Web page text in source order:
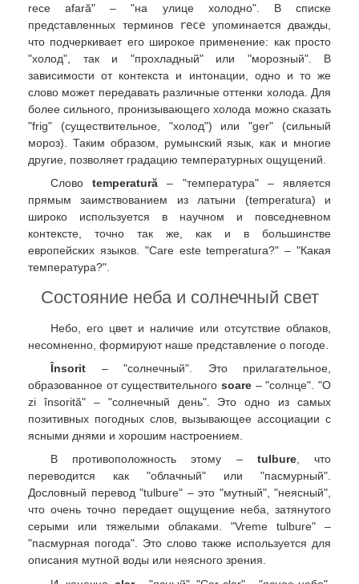
rece afară" – "на улице холодно". В списке
представленных терминов
rece упоминается дважды,
что подчеркивает его широкое применение: как просто
"холод", так и "прохладный" или "морозный". В
зависимости от контекста и интонации, одно и то же
слово может передавать различные оттенки холода. Для
более сильного, пронизывающего холода можно сказать
"frig" (существительное, "холод") или "ger" (сильный
мороз). Таким образом, румынский язык, как и многие
другие, позволяет градацию температурных ощущений.
Словоtemperatură – "температура" – является
прямым заимствованием из латыни (temperatura) и
широко используется в научном и повседневном
контексте, точно так же, как и в большинстве
европейских языков. "Care este temperatura?" – "Какая
температура?".
Состояние неба и солнечный свет
Небо, его цвет и наличие или отсутствие облаков,
несомненно, формируют наше представление о погоде.
Însorit – "солнечный". Это прилагательное,
образованное от существительного soare – "солнце". "O
zi însorită" – "солнечный день". Это одно из самых
позитивных погодных слов, вызывающее ассоциации с
ясными днями и хорошим настроением.
В противоположность этому – tulbure, что
переводится как "облачный" или "пасмурный".
Дословный перевод "tulbure" – это "мутный", "неясный",
что очень точно передает ощущение неба, затянутого
серыми или тяжелыми облаками. "Vreme tulbure" –
"пасмурная погода". Это слово также используется для
описания мутной воды или неясного зрения.